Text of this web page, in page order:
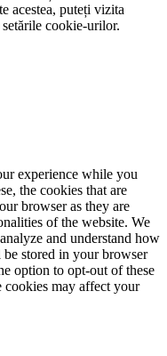
acestea, puteți vizita
cookie-urilor.
experience while you
the cookies that are
browser as they are
of the website. We
and understand how
stored in your browser
option to opt-out of these
cookies may affect your